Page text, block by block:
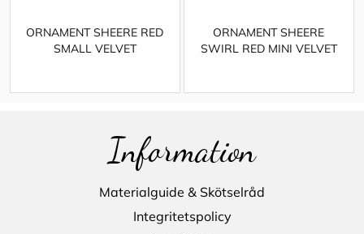
ORNAMENT SHEERE RED
SMALL VELVET
ORNAMENT SHEERE
SWIRL RED MINI VELVET
Information
Materialguide & Skötselråd
Integritetspolicy